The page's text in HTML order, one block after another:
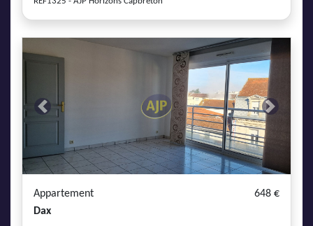
Previous Next
Appartement
648 €
Dax